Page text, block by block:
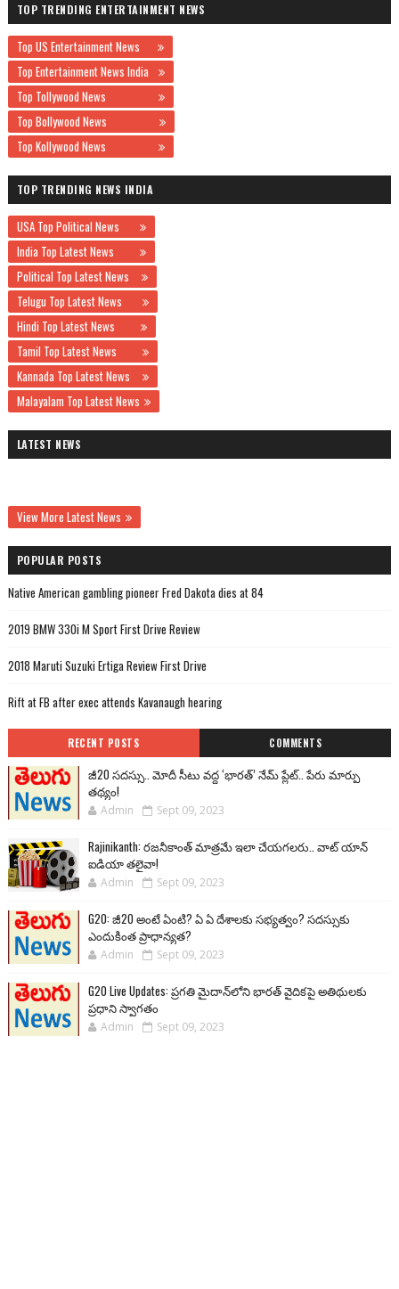
TOP TRENDING ENTERTAINMENT NEWS
Top US Entertainment News
Top Entertainment News India
Top Tollywood News
Top Bollywood News
Top Kollywood News
TOP TRENDING NEWS INDIA
USA Top Political News
India Top Latest News
Political Top Latest News
Telugu Top Latest News
Hindi Top Latest News
Tamil Top Latest News
Kannada Top Latest News
Malayalam Top Latest News
LATEST NEWS
View More Latest News
POPULAR POSTS
Native American gambling pioneer Fred Dakota dies at 84
2019 BMW 330i M Sport First Drive Review
2018 Maruti Suzuki Ertiga Review First Drive
Rift at FB after exec attends Kavanaugh hearing
RECENT POSTS COMMENTS
జీ20 సదస్సు.. మోదీ సీటు వద్ద ‘భారత్’ నేమ్ ప్లేట్‌.. పేరు మార్పు
తథ్యం!
Admin Sept 09, 2023
Rajinikanth: రజనీకాంత్ మాత్రమే ఇలా చేయగలరు.. వాట్ యాన్
ఐడియా తలైవా!
Admin Sept 09, 2023
G20: జీ20 అంటే ఏంటి? ఏ ఏ దేశాలకు సభ్యత్వం? సదస్సుకు
ఎందుకింత ప్రాధాన్యత?
Admin Sept 09, 2023
G20 Live Updates: ప్రగతి మైదాన్‌లోని భారత్ వైదికపై అతిథులకు
ప్రధాని స్వాగతం
Admin Sept 09, 2023